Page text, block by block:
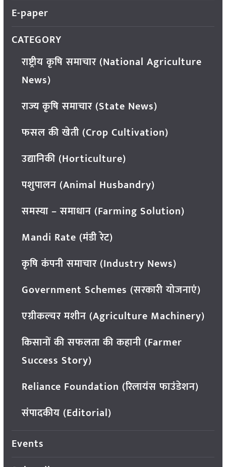
E-paper
CATEGORY
राष्ट्रीय कृषि समाचार (National Agriculture
News)
राज्य कृषि समाचार (State News)
फसल की खेती (Crop Cultivation)
उद्यानिकी (Horticulture)
पशुपालन (Animal Husbandry)
समस्या – समाधान (Farming Solution)
Mandi Rate (मंडी रेट)
कृषि कंपनी समाचार (Industry News)
Government Schemes (सरकारी योजनाएं)
एग्रीकल्चर मशीन (Agriculture Machinery)
किसानों की सफलता की कहानी (Farmer
Success Story)
Reliance Foundation (रिलायंस फाउंडेशन)
संपादकीय (Editorial)
Events